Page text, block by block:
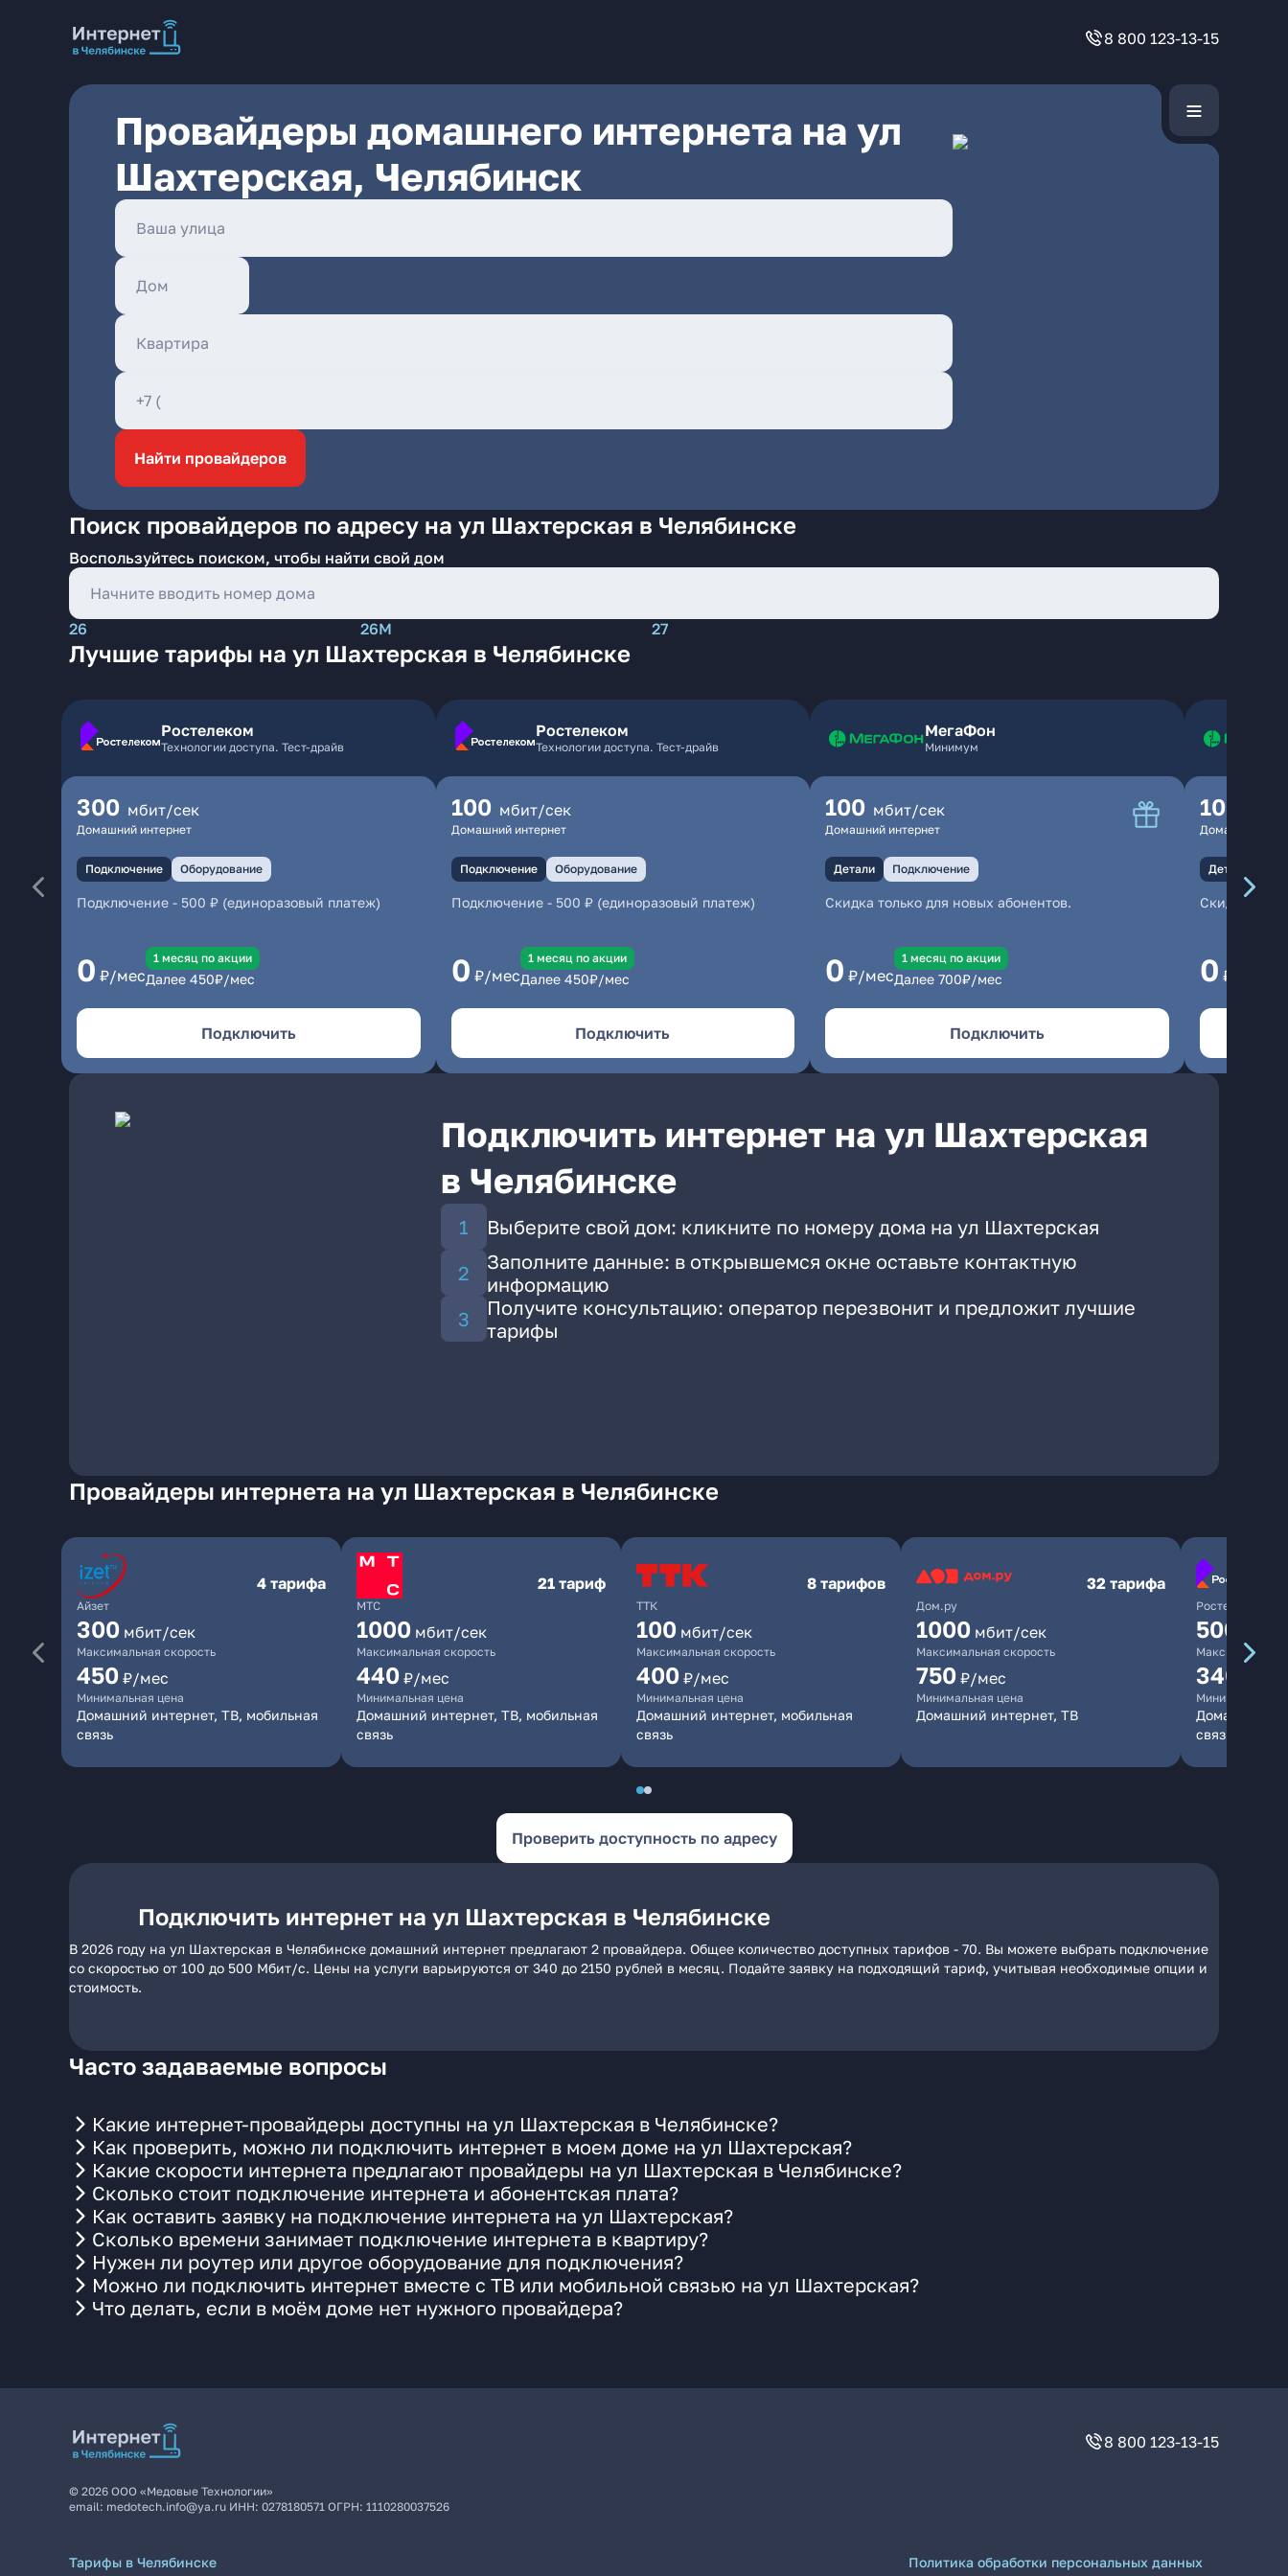
8 800 123-13-15
Провайдеры домашнего интернета на ул
Шахтерская, Челябинск
Найти провайдеров
Поиск провайдеров по адресу на ул Шахтерская в Челябинске
Воспользуйтесь поиском, чтобы найти свой дом
26 26М 27
Лучшие тарифы на ул Шахтерская в Челябинске
Ростелеком
Технологии доступа. Тест-драйв
300 мбит/сек
Домашний интернет
Подключение Оборудование
Подключение - 500 ₽ (единоразовый платеж)
0 ₽/мес
1 месяц по акции
Далее 450₽/мес
Подключить
Ростелеком
Технологии доступа. Тест-драйв
100 мбит/сек
Домашний интернет
Подключение Оборудование
Подключение- 500 ₽ (единоразовый платеж)
0 ₽/мес
1 месяц по акции
Далее 450₽/мес
Подключить
МегаФон
Минимум
100 мбит/сек
Домашний интернет
Детали Подключение
Скидка только для новых абонентов.
0 ₽/мес
1 месяц по акции
Далее 700₽/мес
Подключить
100
Домашний
Детали
Скидка
0 ₽/мес
Подключить интернет на ул Шахтерская
в Челябинске
Выберите свой дом: кликните по номеру дома на ул Шахтерская
Заполните данные: в открывшемся окне оставьте контактную
информацию
Получите консультацию: оператор перезвонит и предложит лучшие
тарифы
Провайдеры интернета на ул Шахтерская в Челябинске
Айзет
4 тарифа
300 мбит/сек
Максимальная скорость
450 ₽/мес
Минимальная цена
Домашний интернет, ТВ, мобильная
связь
МТС
21 тариф
1000 мбит/сек
Максимальная скорость
440 ₽/мес
Минимальная цена
Домашний интернет, ТВ, мобильная
связь
ТТК
8 тарифов
100 мбит/сек
Максимальная скорость
400 ₽/мес
Минимальная цена
Домашний интернет, мобильная
связь
Дом.ру
32 тарифа
1000 мбит/сек
Максимальная скорость
750 ₽/мес
Минимальная цена
Домашний интернет, ТВ
Ростелеком
500
Максимальная
340
Минимальная
Домашний
связь
Проверить доступность по адресу
Подключить интернет на ул Шахтерская в Челябинске
В 2026 году на ул Шахтерская в Челябинске домашний интернет предлагают 2 провайдера. Общее количество доступных тарифов - 70. Вы можете выбрать подключение
со скоростью от 100 до 500 Мбит/с. Цены на услуги варьируются от 340 до 2150 рублей в месяц. Подайте заявку на подходящий тариф, учитывая необходимые опции и
стоимость.
Часто задаваемые вопросы
Какие интернет-провайдеры доступны на ул Шахтерская в Челябинске?
Как проверить, можно ли подключить интернет в моем доме на ул Шахтерская?
Какие скорости интернета предлагают провайдеры на ул Шахтерская в Челябинске?
Сколько стоит подключение интернета и абонентская плата?
Как оставить заявку на подключение интернета на ул Шахтерская?
Сколько времени занимает подключение интернета в квартиру?
Нужен ли роутер или другое оборудование для подключения?
Можно ли подключить интернет вместе с ТВ или мобильной связью на ул Шахтерская?
Что делать, если в моём доме нет нужного провайдера?
8 800 123-13-15
© 2026 ООО «Медовые Технологии»
email: medotech.info@ya.ru ИНН: 0278180571 ОГРН: 1110280037526
Тарифы в Челябинске
Политика обработки персональных данных